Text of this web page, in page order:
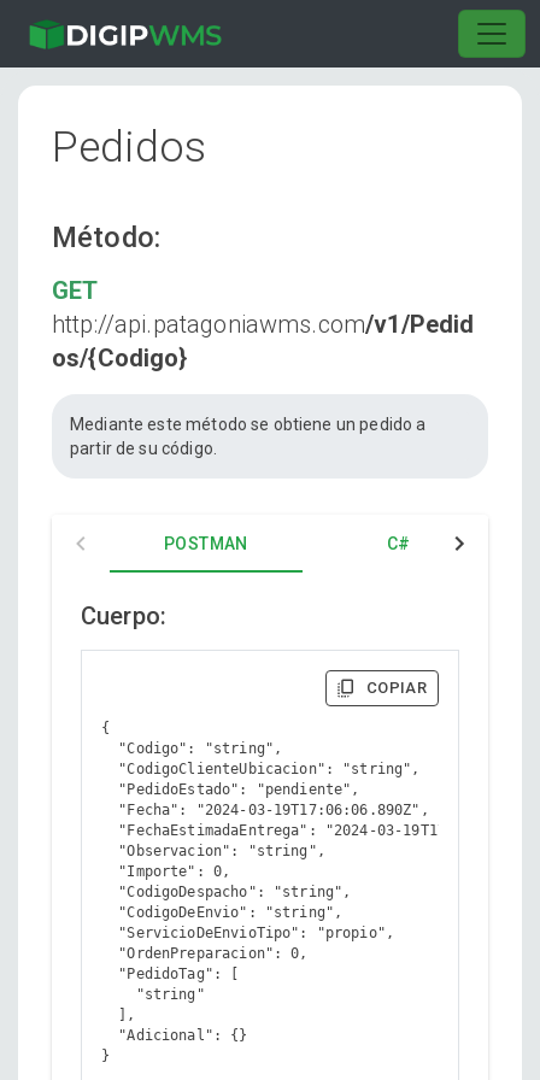
Pedidos
Método:
GET
http://api.patagoniawms.com/v1/Pedid
os/{Codigo}
Mediante este método se obtiene un pedido a
partir de su código.
POSTMAN C#
Cuerpo:
COPIAR
{
  "Codigo": "string",
  "CodigoClienteUbicacion": "string",
  "PedidoEstado": "pendiente",
  "Fecha": "2024-03-19T17:06:06.890Z",
"FechaEstimadaEntrega": "2024-03-
  "Observacion": "string",
  "Importe": 0,
  "CodigoDespacho": "string",
  "CodigoDeEnvio": "string",
  "ServicioDeEnvioTipo": "propio",
  "OrdenPreparacion": 0,
  "PedidoTag": [
    "string"
  ],
  "Adicional": {}
}